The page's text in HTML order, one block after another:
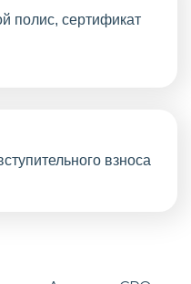
полис, сертификат
взноса